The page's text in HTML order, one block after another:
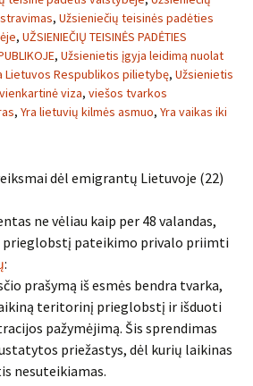
, Užsieniečių teisinės padėties
, UŽSIENIEČIŲ TEISINĖS PADĖTIES
, Užsienietis įgyja leidimą nuolat
Lietuvos Respublikos pilietybę, Užsienietis
vienkartinė viza, viešos tvarkos
, Yra lietuvių kilmės asmuo, Yra vaikas iki
dėl emigrantų Lietuvoje (22)
ne vėliau kaip per 48 valandas,
prieglobstį pateikimo privalo priimti
:
prašymą iš esmės bendra tvarka,
teritorinį prieglobstį ir išduoti
pažymėjimą. Šis sprendimas
priežastys, dėl kurių laikinas
nesuteikiamas.